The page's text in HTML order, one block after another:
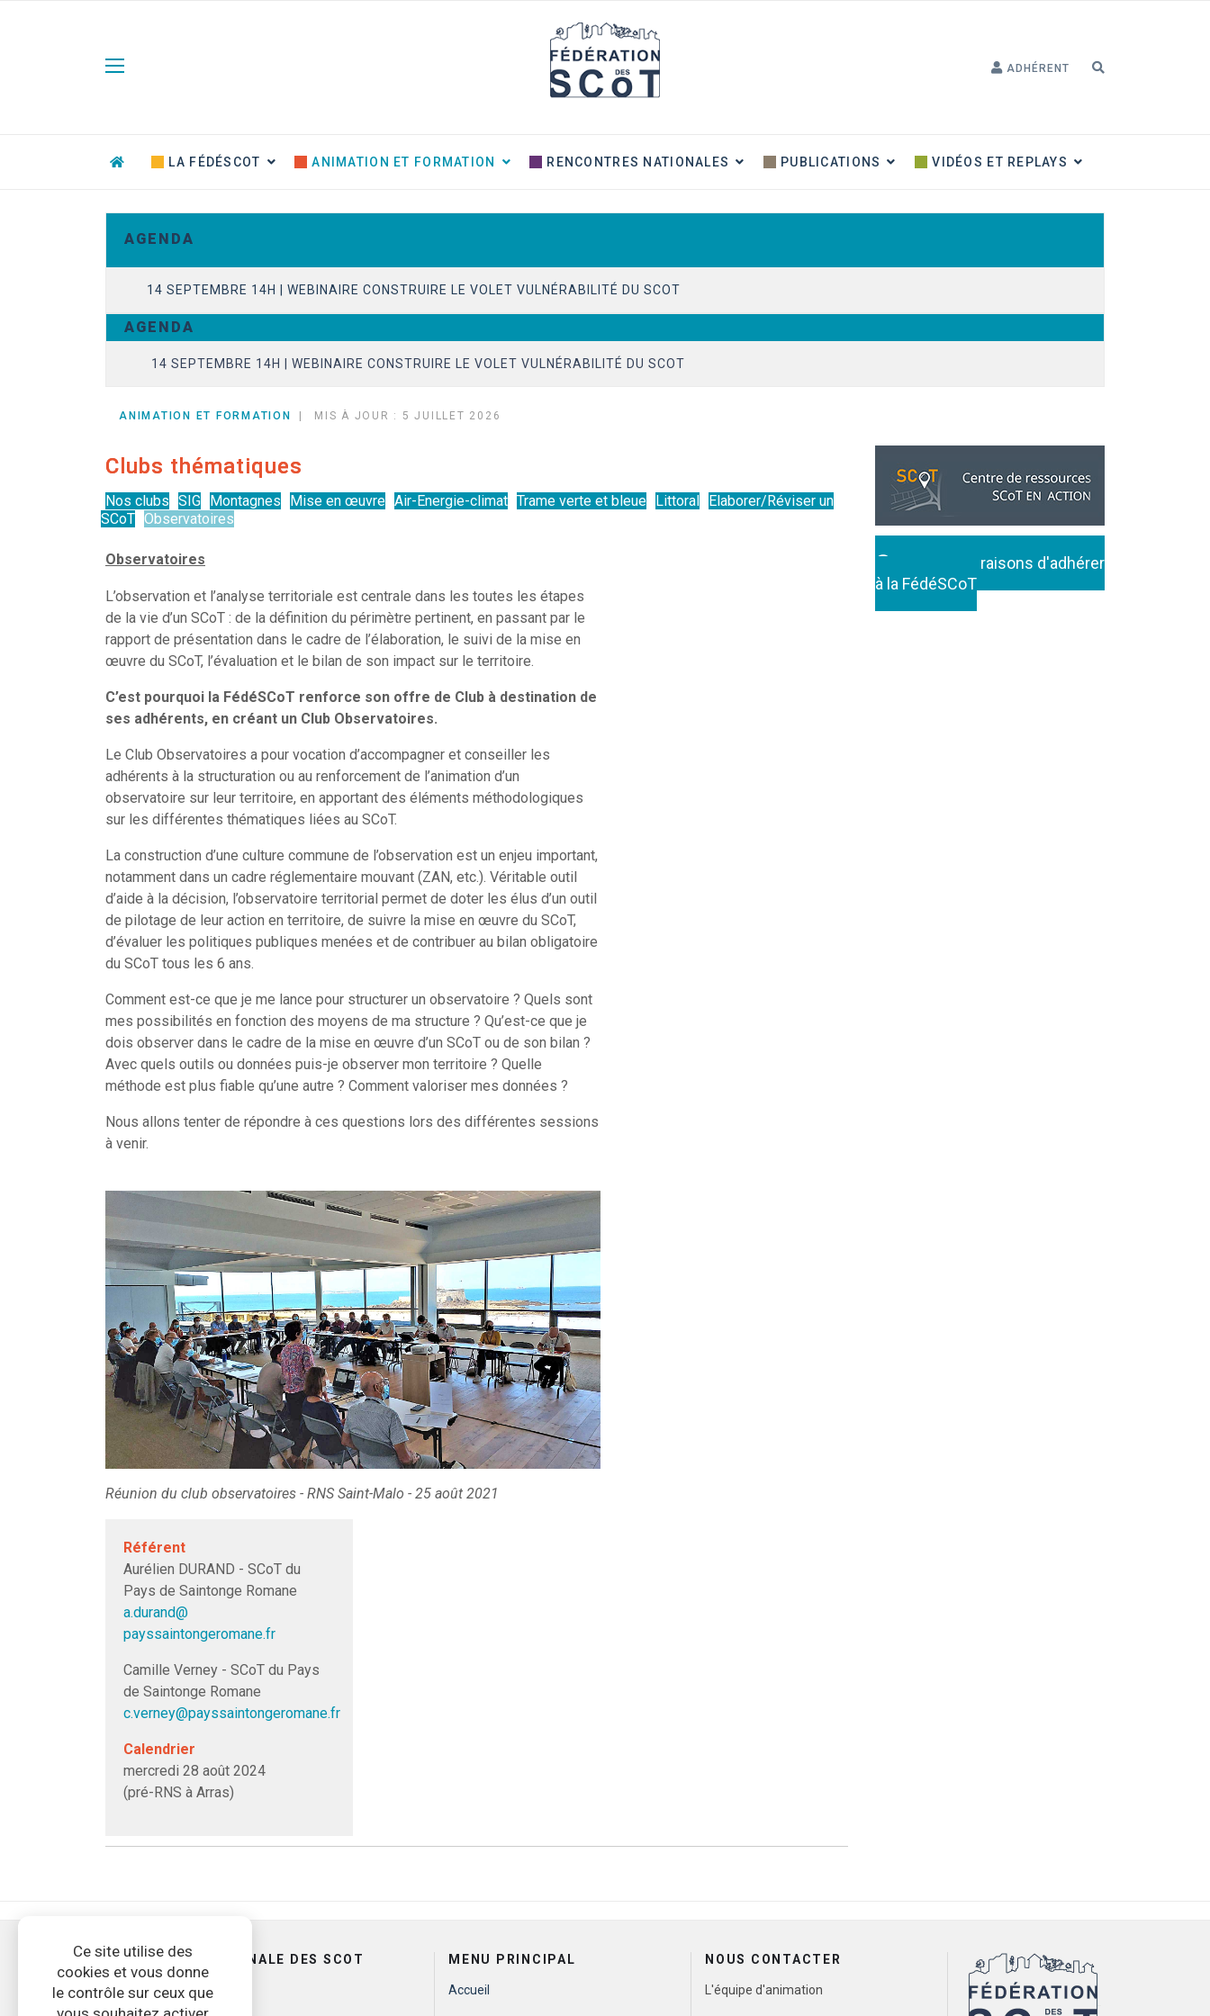
ADHÉRENT
LA FÉDÉSCOT ANIMATION ET FORMATION RENCONTRES NATIONALES PUBLICATIONS VIDÉOS ET REPLAYS
A G E N D A
14 SEPTEMBRE 14H | WEBINAIRE CONSTRUIRE LE VOLET VULNÉRABILITÉ DU SCOT
23 JUIN 14H | EVOLUTION DU CONTENTIEUX ET IMPACT SUR LA PRATIQUE
A G E N D A
14 SEPTEMBRE 14H | WEBINAIRE CONSTRUIRE LE VOLET VULNÉRABILITÉ DU SCOT
23 JUIN 14H | EVOLUTION DU CONTENTIEUX ET IMPACT SUR LA PRATIQUE
ANIMATION ET FORMATION MIS À JOUR : 5 JUILLET 2026
Clubs thématiques
Nos clubs SIG Montagnes Mise en œuvre Air-Energie-climat Trame verte et bleue Littoral Elaborer/Réviser un
SCoT Observatoires
Observatoires
L’observation et l’analyse territoriale est centrale dans les toutes les étapes
de la vie d’un SCoT : de la définition du périmètre pertinent, en passant par le
rapport de présentation dans le cadre de l’élaboration, le suivi de la mise en
œuvre du SCoT, l’évaluation et le bilan de son impact sur le territoire.
C’est pourquoi la FédéSCoT renforce son offre de Club à destination de
ses adhérents, en créant un Club Observatoires.
Le Club Observatoires a pour vocation d’accompagner et conseiller les
adhérents à la structuration ou au renforcement de l’animation d’un
observatoire sur leur territoire, en apportant des éléments méthodologiques
sur les différentes thématiques liées au SCoT.
La construction d’une culture commune de l’observation est un enjeu important,
notamment dans un cadre réglementaire mouvant (ZAN, etc.). Véritable outil
d’aide à la décision, l’observatoire territorial permet de doter les élus d’un outil
de pilotage de leur action en territoire, de suivre la mise en œuvre du SCoT,
d’évaluer les politiques publiques menées et de contribuer au bilan obligatoire
du SCoT tous les 6 ans.
Comment est-ce que je me lance pour structurer un observatoire ? Quels sont
mes possibilités en fonction des moyens de ma structure ? Qu’est-ce que je
dois observer dans le cadre de la mise en œuvre d’un SCoT ou de son bilan ?
Avec quels outils ou données puis-je observer mon territoire ? Quelle
méthode est plus fiable qu’une autre ? Comment valoriser mes données ?
Nous allons tenter de répondre à ces questions lors des différentes sessions
à venir.
Réunion du club observatoires - RNS Saint-Malo - 25 août 2021
Référent
Aurélien DURAND - SCoT du
Pays de Saintonge Romane
a.durand@
payssaintongeromane.fr
Camille Verney - SCoT du Pays
de Saintonge Romane
c.verney@payssaintongeromane.fr
Calendrier
mercredi 28 août 2024
(pré-RNS à Arras)
Toutes les raisons d'adhérer
à la FédéSCoT
FÉDÉRATION NATIONALE DES SCOT
19 rue Claude Tillier
75012 Paris
MENU PRINCIPAL
Accueil
NOUS CONTACTER
L'équipe d'animation
Ce site utilise des
cookies et vous donne
le contrôle sur ceux que